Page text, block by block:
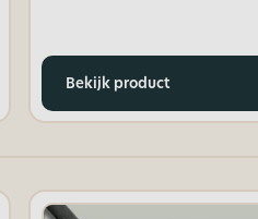
Bekijk product